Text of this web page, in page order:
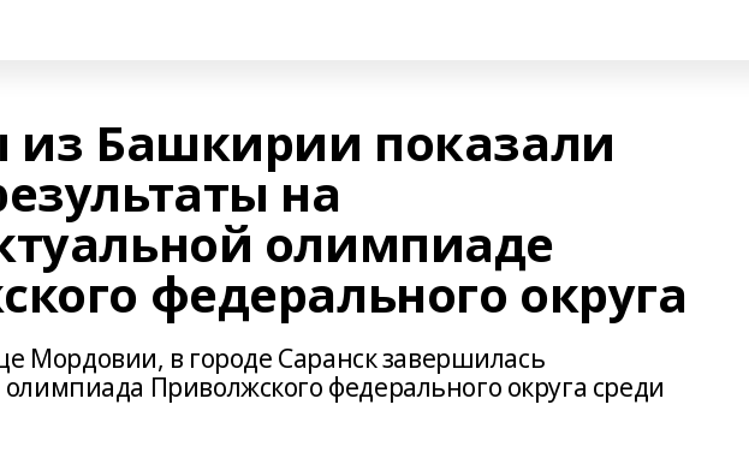
из Башкирии показали
на
олимпиаде
федерального округа
Мордовии, в городе Саранск завершилась
Приволжского федерального округа среди